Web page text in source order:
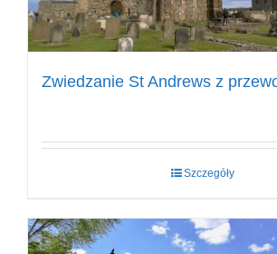
Zwiedzanie St Andrews z
Szczegóły